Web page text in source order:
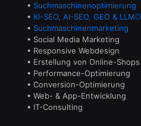
• Suchmaschinenoptimierung
• KI-SEO, AI-SEO, GEO & LLMO
• Suchmaschinenmarketing
• Social Media Marketing
• Responsive Webdesign
• Erstellung von Online-Shops
• Performance-Optimierung
• Conversion-Optimierung
• Web- & App-Entwicklung
• IT-Consulting